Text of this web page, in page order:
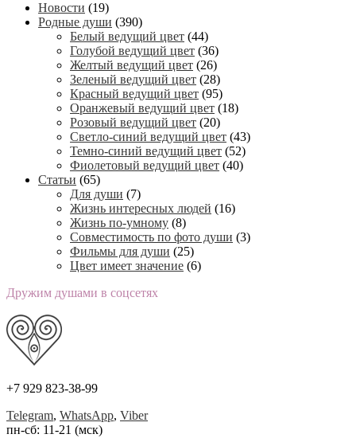
Новости (19)
Родные души (390)
Белый ведущий цвет (44)
Голубой ведущий цвет (36)
Желтый ведущий цвет (26)
Зеленый ведущий цвет (28)
Красный ведущий цвет (95)
Оранжевый ведущий цвет (18)
Розовый ведущий цвет (20)
Светло-синий ведущий цвет (43)
Темно-синий ведущий цвет (52)
Фиолетовый ведущий цвет (40)
Статьи (65)
Для души (7)
Жизнь интересных людей (16)
Жизнь по-умному (8)
Совместимость по фото души (3)
Фильмы для души (25)
Цвет имеет значение (6)
Дружим душами в соцсетях
+7 929 823-38-99
Telegram, WhatsApp, Viber
пн-сб: 11-21 (мск)